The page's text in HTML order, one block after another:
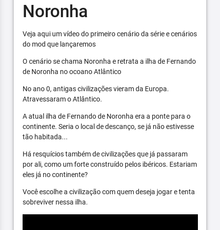
Noronha
Veja aqui um vídeo do primeiro cenário da série e cenários
do mod que lançaremos
O cenário se chama Noronha e retrata a ilha de Fernando
de Noronha no ocoano Atlântico
No ano 0, antigas civilizações vieram da Europa.
Atravessaram o Atlântico.
A atual ilha de Fernando de Noronha era a ponte para o
continente. Seria o local de descanço, se já não estivesse
tão habitada...
Há resquícios também de civilizações que já passaram
por ali, como um forte construído pelos ibéricos. Estariam
eles já no continente?
Você escolhe a civilização com quem deseja jogar e tenta
sobreviver nessa ilha.